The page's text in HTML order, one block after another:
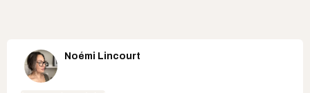
Noémi Lincourt